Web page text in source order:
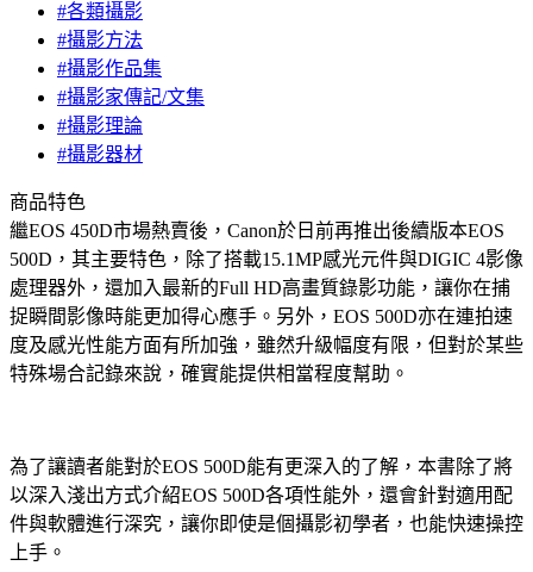
#各類攝影
#攝影方法
#攝影作品集
#攝影家傳記/文集
#攝影理論
#攝影器材
商品特色
繼EOS 450D市場熱賣後，Canon於日前再推出後續版本EOS
500D，其主要特色，除了搭載15.1MP感光元件與DIGIC 4影像
處理器外，還加入最新的Full HD高畫質錄影功能，讓你在捕
捉瞬間影像時能更加得心應手。另外，EOS 500D亦在連拍速
度及感光性能方面有所加強，雖然升級幅度有限，但對於某些
特殊場合記錄來說，確實能提供相當程度幫助。
為了讓讀者能對於EOS 500D能有更深入的了解，本書除了將
以深入淺出方式介紹EOS 500D各項性能外，還會針對適用配
件與軟體進行深究，讓你即使是個攝影初學者，也能快速操控
上手。